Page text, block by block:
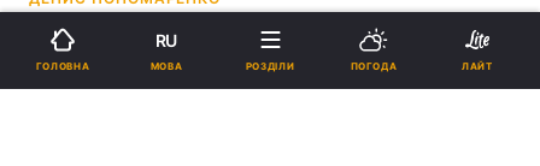
12:49, 12.06.26
ГОЛОВНА
RU
МОВА РОЗДІЛИ ПОГОДА ЛАЙТ